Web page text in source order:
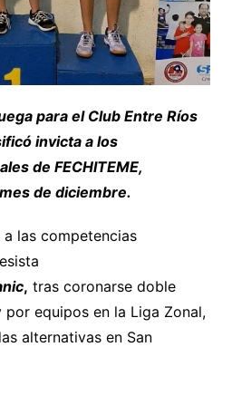
para el Club Entre Ríos
invicta a los
de FECHITEME,
de diciembre.
las competencias
, tras coronarse doble
equipos en la Liga Zonal,
alternativas en San